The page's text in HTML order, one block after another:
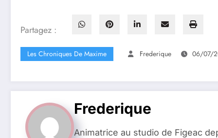
Partagez :
Les Chroniques De Maxime Frederique 06/07/
Frederique
Animatrice au studio de Figeac